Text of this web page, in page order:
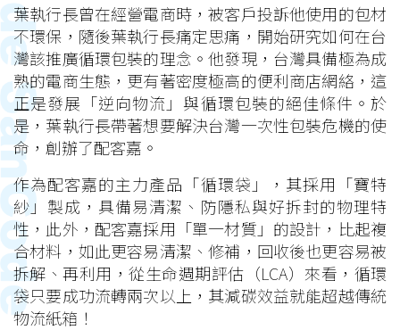
葉執行長曾在經營電商時，被客戶投訴他使用的包材
不環保，隨後葉執行長痛定思痛，開始研究如何在台
灣該推廣循環包裝的理念。他發現，台灣具備極為成
熟的電商生態，更有著密度極高的便利商店網絡，這
正是發展「逆向物流」與循環包裝的絕佳條件。於
是，葉執行長帶著想要解決台灣一次性包裝危機的使
命，創辦了配客嘉。
作為配客嘉的主力產品「循環袋」，其採用「寶特
紗」製成，具備易清潔、防隱私與好拆封的物理特
性，此外，配客嘉採用「單一材質」的設計，比起複
合材料，如此更容易清潔、修補，回收後也更容易被
拆解、再利用，從生命週期評估（LCA）來看，循環
袋只要成功流轉兩次以上，其減碳效益就能超越傳統
物流紙箱！